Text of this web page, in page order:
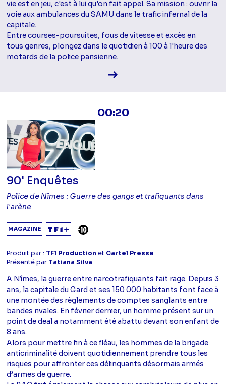
vie est en jeu, c'est à lui qu'on fait appel. Sa mission : ouvrir la
voie aux ambulances du SAMU dans le trafic infernal de la
capitale.
Entre courses-poursuites, fous de vitesse et excès en
tous genres, plongez dans le quotidien à 100 à l'heure des
motards de la police parisienne.
Voir la fiche diffusion
00:20
90' Enquêtes
Police de Nîmes : Guerre des gangs et trafiquants dans
l'arène
MAGAZINE
Produit par : TF1 Production et Cartel Presse
Présenté par Tatiana Silva
A Nîmes, la guerre entre narcotrafiquants fait rage. Depuis 3
ans, la capitale du Gard et ses 150 000 habitants font face à
une montée des règlements de comptes sanglants entre
bandes rivales. En février dernier, un homme présent sur un
point de deal a notamment été abattu devant son enfant de
8 ans.
Alors pour mettre fin à ce fléau, les hommes de la brigade
anticriminalité doivent quotidiennement prendre tous les
risques pour affronter ces délinquants désormais armés
d’armes de guerre.